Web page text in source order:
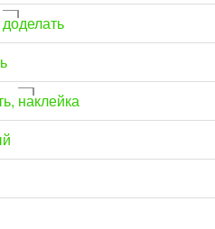
доделать
наклейка